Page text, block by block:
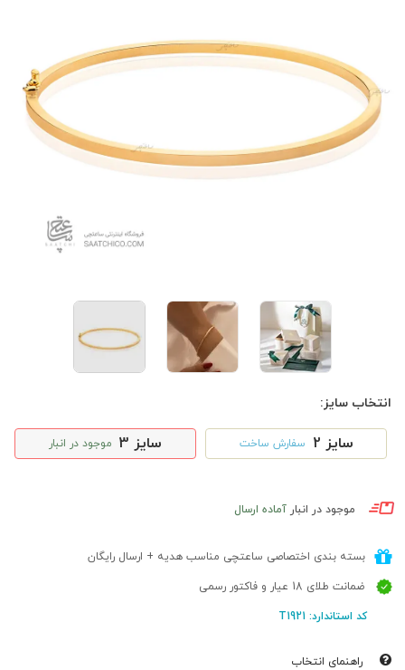
انتخاب سایز:
سایز 2 سفارش ساخت سایز 3 موجود در انبار
موجود در انبار آماده ارسال
بسته بندی اختصاصی ساعتچی مناسب هدیه + ارسال رایگان
ضمانت طلای 18 عیار و فاکتور رسمی
کد استاندارد: T1921
راهنمای انتخاب